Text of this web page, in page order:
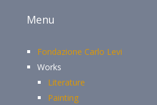
Menu
Fondazione Carlo Levi
Works
Literature
Painting